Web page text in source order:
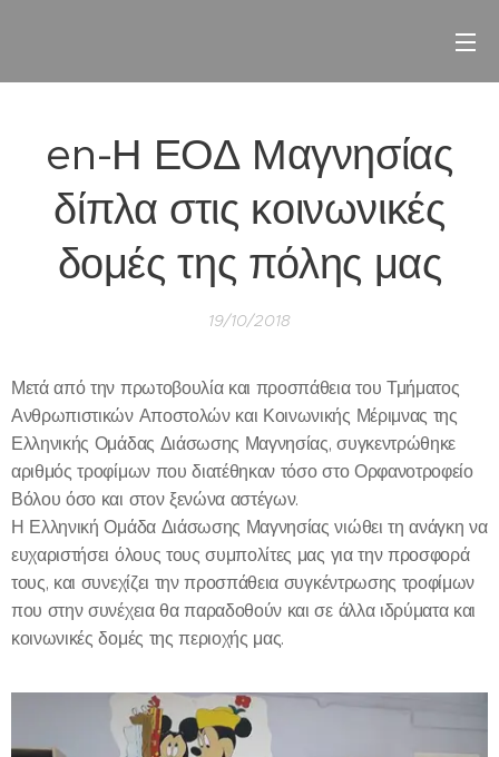
en-Η ΕΟΔ Μαγνησίας
δίπλα στις κοινωνικές
δομές της πόλης μας
19/10/2018
Μετά από την πρωτοβουλία και προσπάθεια του Τμήματος
Ανθρωπιστικών Αποστολών και Κοινωνικής Μέριμνας της
Ελληνικής Ομάδας Διάσωσης Μαγνησίας, συγκεντρώθηκε
αριθμός τροφίμων που διατέθηκαν τόσο στο Ορφανοτροφείο
Βόλου όσο και στον ξενώνα αστέγων.
Η Ελληνική Ομάδα Διάσωσης Μαγνησίας νιώθει τη ανάγκη να
ευχαριστήσει όλους τους συμπολίτες μας για την προσφορά
τους, και συνεχίζει την προσπάθεια συγκέντρωσης τροφίμων
που στην συνέχεια θα παραδοθούν και σε άλλα ιδρύματα και
κοινωνικές δομές της περιοχής μας.